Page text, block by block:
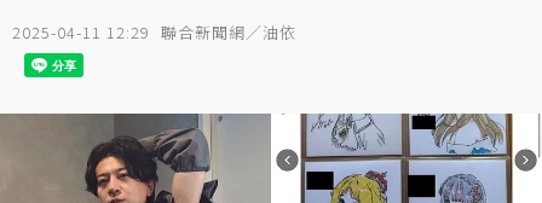
2025-04-11 12:29 聯合新聞網／油依